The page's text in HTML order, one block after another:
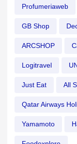
Profumeriaweb
GB Shop
ARCSHOP
Logitravel
Just Eat All
Qatar Airways
Yamamoto